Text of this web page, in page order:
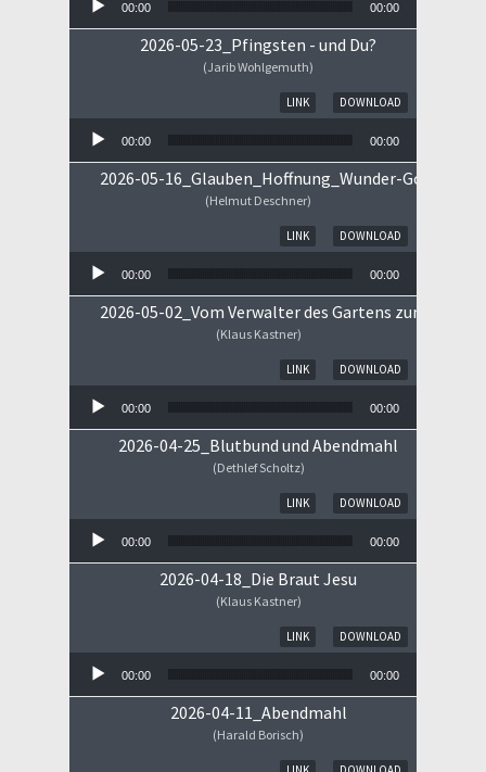
00:00 00:00
2026-05-23_Pfingsten - und Du?
(Jarib Wohlgemuth)
DOWNLOAD
LINK
00:00 00:00
2026-05-16_Glauben_Hoffnung_Wunder-
(Helmut Deschner)
DOWNLOAD
LINK
00:00 00:00
2026-05-02_Vom Verwalter des Gartens zum
(Klaus Kastner)
DOWNLOAD
LINK
00:00 00:00
2026-04-25_Blutbund und Abendmahl
(Dethlef Scholtz)
DOWNLOAD
LINK
00:00 00:00
2026-04-18_Die Braut Jesu
(Klaus Kastner)
DOWNLOAD
LINK
00:00 00:00
2026-04-11_Abendmahl
(Harald Borisch)